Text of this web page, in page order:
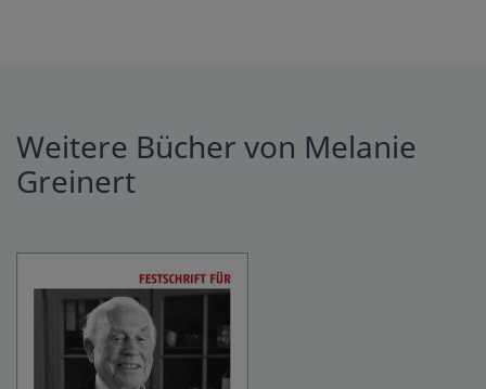
Weitere Bücher von Melanie
Greinert